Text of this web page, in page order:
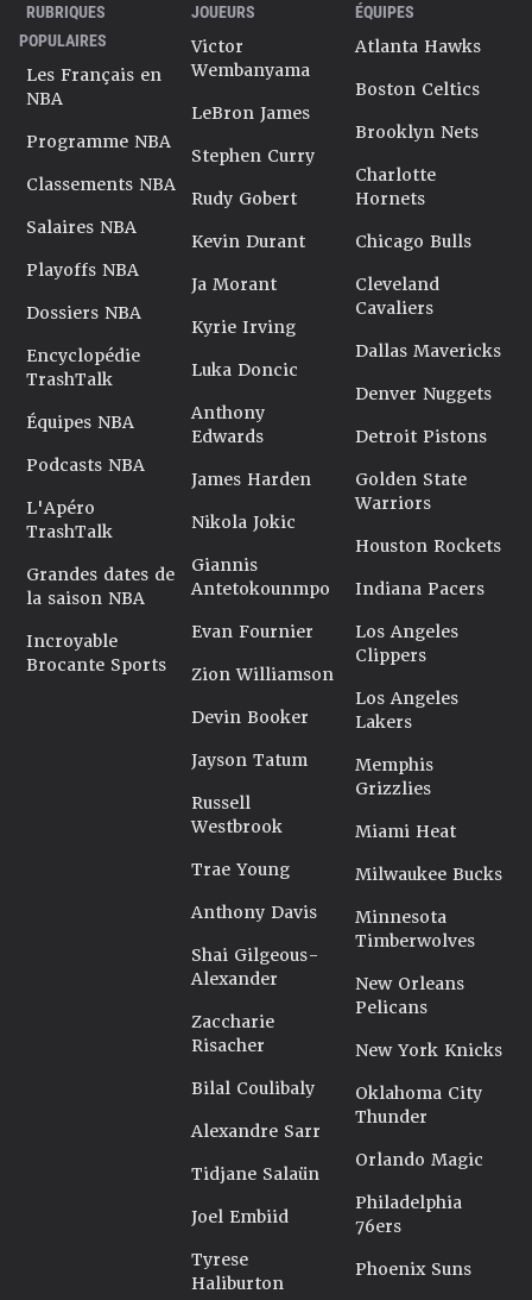
RUBRIQUES
POPULAIRES
Les Français en
NBA
Programme NBA
Classements NBA
Salaires NBA
Playoffs NBA
Dossiers NBA
Encyclopédie
TrashTalk
Équipes NBA
Podcasts NBA
L'Apéro
TrashTalk
Grandes dates de
la saison NBA
Incroyable
Brocante Sports
JOUEURS
Victor
Wembanyama
LeBron James
Stephen Curry
Rudy Gobert
Kevin Durant
Ja Morant
Kyrie Irving
Luka Doncic
Anthony
Edwards
James Harden
Nikola Jokic
Giannis
Antetokounmpo
Evan Fournier
Zion Williamson
Devin Booker
Jayson Tatum
Russell
Westbrook
Trae Young
Anthony Davis
Shai Gilgeous-
Alexander
Zaccharie
Risacher
Bilal Coulibaly
Alexandre Sarr
Tidjane Salaün
Joel Embiid
Tyrese
Haliburton
ÉQUIPES
Atlanta Hawks
Boston Celtics
Brooklyn Nets
Charlotte
Hornets
Chicago Bulls
Cleveland
Cavaliers
Dallas Mavericks
Denver Nuggets
Detroit Pistons
Golden State
Warriors
Houston Rockets
Indiana Pacers
Los Angeles
Clippers
Los Angeles
Lakers
Memphis
Grizzlies
Miami Heat
Milwaukee Bucks
Minnesota
Timberwolves
New Orleans
Pelicans
New York Knicks
Oklahoma City
Thunder
Orlando Magic
Philadelphia
76ers
Phoenix Suns